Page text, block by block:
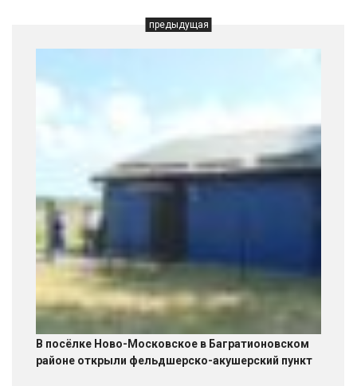
предыдущая
В посёлке Ново-Московское в Багратионовском
районе открыли фельдшерско-акушерский пункт